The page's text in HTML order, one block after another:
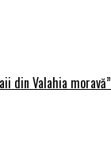
din Valahia moravă”